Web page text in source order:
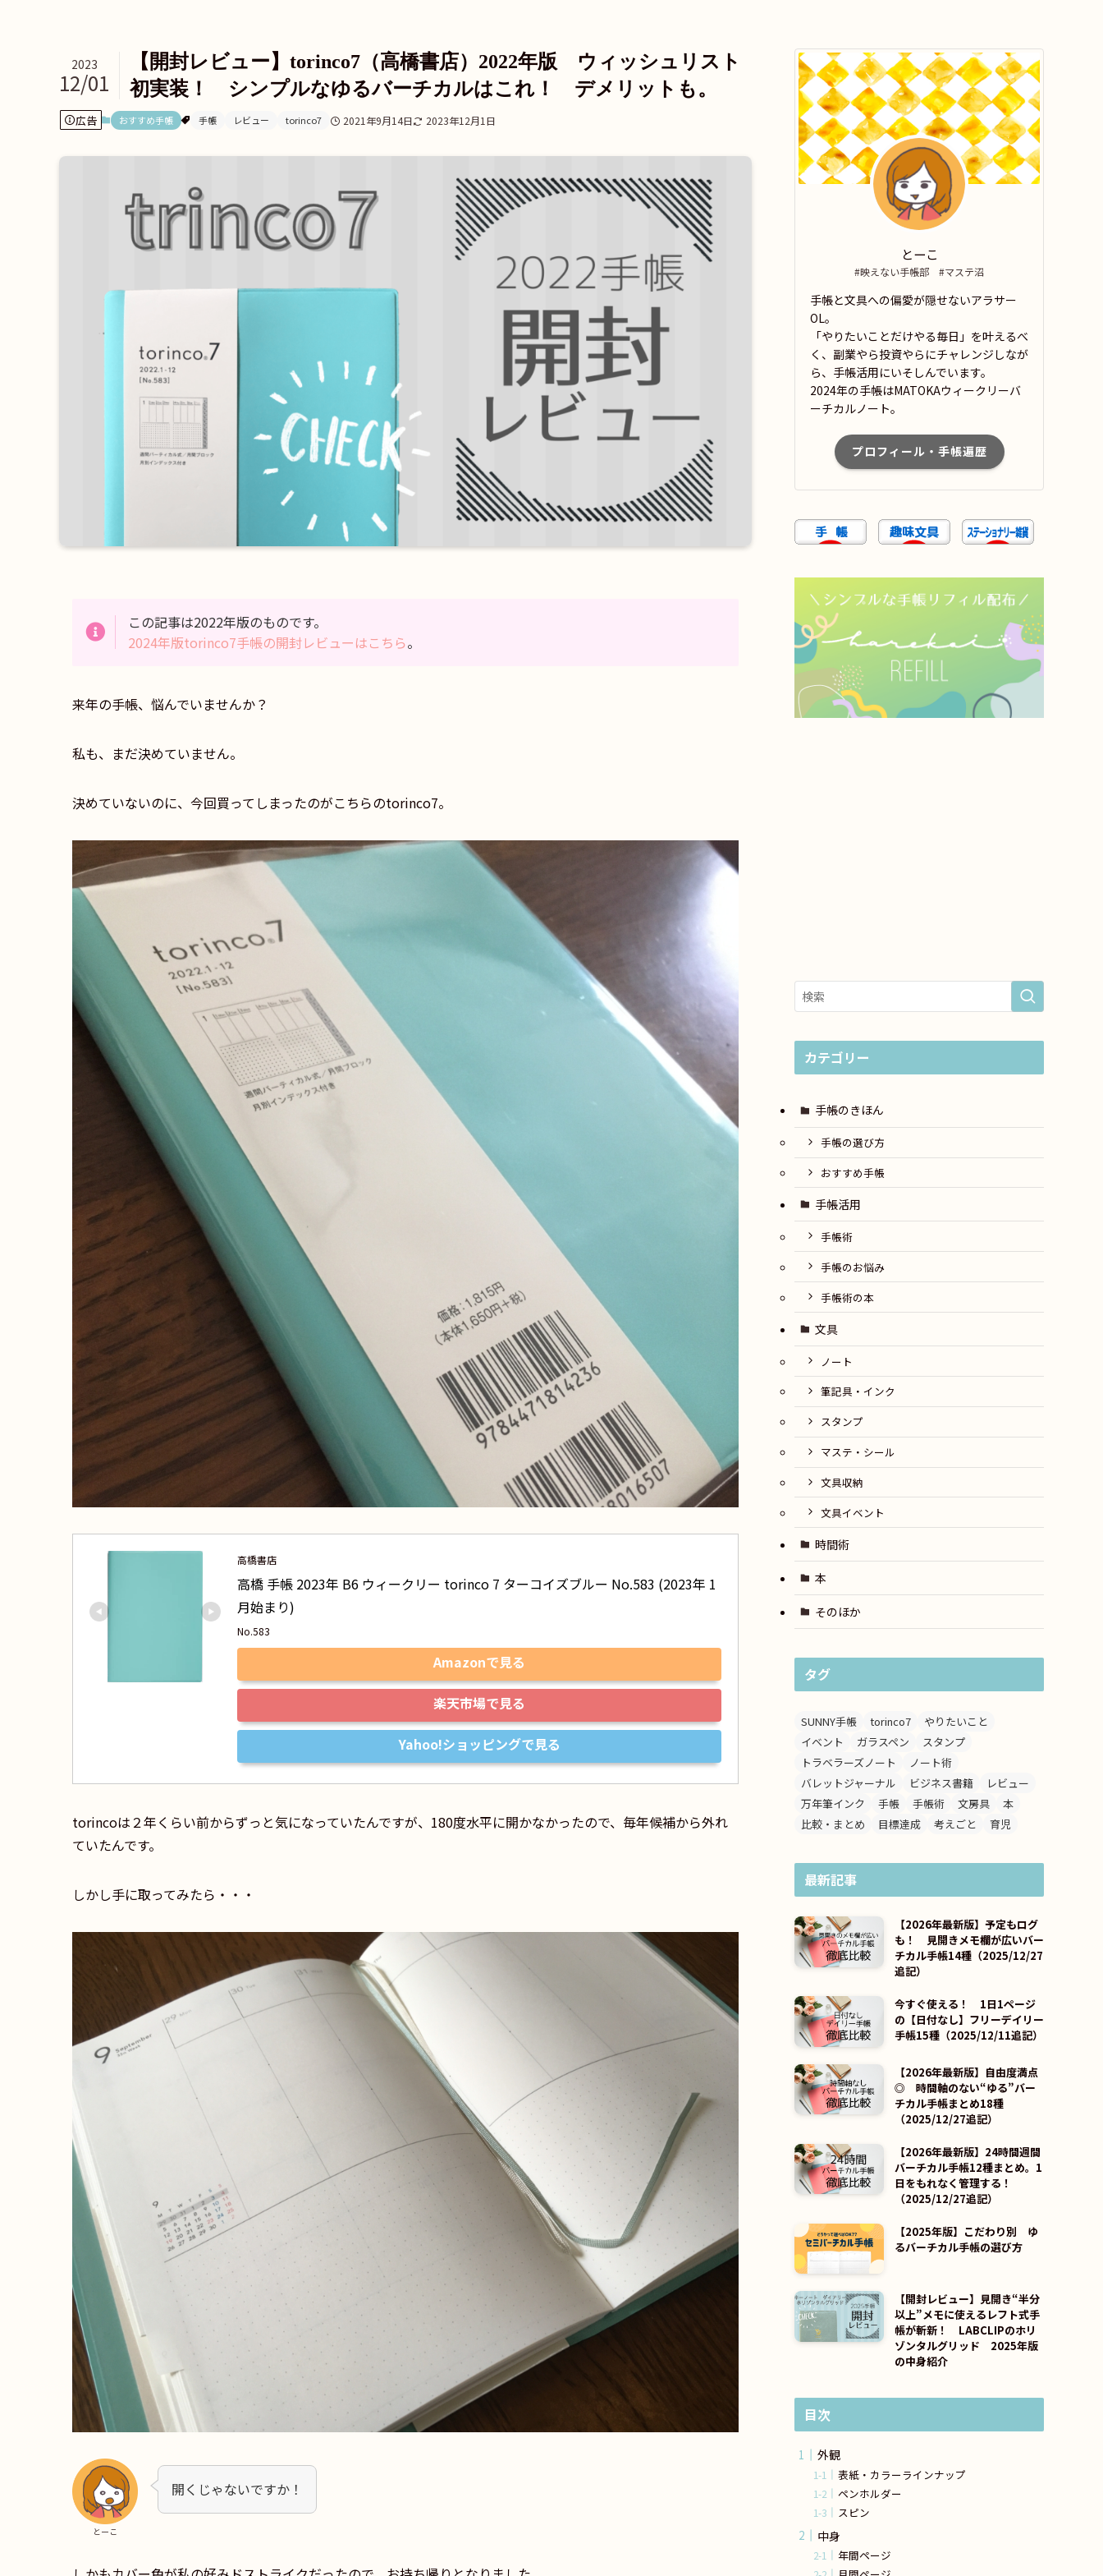
【開封レビュー】torinco7（高橋書店）2022年版 ウィッシュリスト
初実装！ シンプルなゆるバーチカルはこれ！ デメリットも。
2023
12/01
広告 おすすめ手帳 手帳 レビュー torinco7 2021年9月14日 2023年12月1日
この記事は2022年版のものです。
2024年版torinco7手帳の開封レビューはこちら。
来年の手帳、悩んでいませんか？
私も、まだ決めていません。
決めていないのに、今回買ってしまったのがこちらのtorinco7。
高橋書店
高橋 手帳 2023年 B6 ウィークリー torinco 7 ターコイズブルー No.583 (2023年 1
月始まり)
No.583
Amazonで見る
楽天市場で見る
Yahoo!ショッピングで見る
torincoは２年くらい前からずっと気になっていたんですが、180度水平に開かなかったので、毎年候補から外れ
ていたんです。
しかし手に取ってみたら・・・
とーこ
開くじゃないですか！
とーこ
#映えない手帳部 #マステ沼
手帳と文具への偏愛が隠せないアラサー
OL。
「やりたいことだけやる毎日」を叶えるべ
く、副業やら投資やらにチャレンジしなが
ら、手帳活用にいそしんでいます。
2024年の手帳はMATOKAウィークリーバ
ーチカルノート。
プロフィール・手帳遍歴
カテゴリー
手帳のきほん
手帳の選び方
おすすめ手帳
手帳活用
手帳術
手帳のお悩み
手帳術の本
文具
ノート
筆記具・インク
スタンプ
マステ・シール
文具収納
文具イベント
時間術
本
そのほか
タグ
SUNNY手帳 torinco7
やりたいこと
イベント
ガラスペン
スタンプ
トラベラーズノート
ノート術
バレットジャーナル
ビジネス書籍
レビュー
万年筆インク
手帳 手帳術 文房具
本
比較・まとめ
目標達成 考えごと 育児
最新記事
【2026年最新版】予定もログ
も！ 見開きメモ欄が広いバー
チカル手帳14種（2025/12/27
追記）
今すぐ使える！ 1日1ページ
の【日付なし】フリーデイリー
手帳15種（2025/12/11追記）
【2026年最新版】自由度満点
◎ 時間軸のない“ゆる”バー
チカル手帳まとめ18種
（2025/12/27追記）
【2026年最新版】24時間週間
バーチカル手帳12種まとめ。1
日をもれなく管理する！
（2025/12/27追記）
【2025年版】こだわり別 ゆ
るバーチカル手帳の選び方
【開封レビュー】見開き“半分
以上”メモに使えるレフト式手
帳が斬新！ LABCLIPのホリ
ゾンタルグリッド 2025年版
の中身紹介
目次
外観
表紙・カラーラインナップ
ペンホルダー
スピン
中身
年間ページ